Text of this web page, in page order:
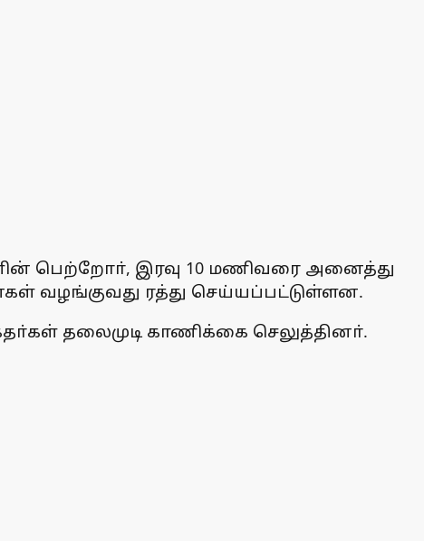
பெற்றோா், இரவு 10 மணிவரை அனைத்து
வழங்குவது ரத்து செய்யப்பட்டுள்ளன.
தலைமுடி காணிக்கை செலுத்தினா்.